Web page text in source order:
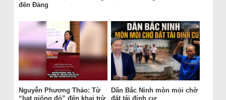
đến Đảng
Nguyễn Phương Thảo: Từ
“hạt giống đỏ” đến khai trừ
Dân Bắc Ninh mòn mỏi chờ
đất tái định cư